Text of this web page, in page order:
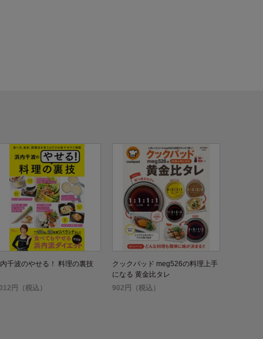
千波のやせる！ 料理の裏技
円（税込）
クックパッド meg526の料理上手
になる 黄金比タレ
902円（税込）